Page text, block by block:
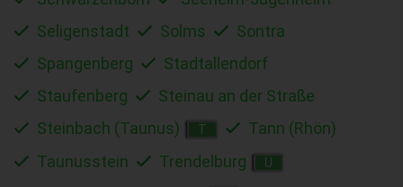
Seligenstadt
Solms
Sontra
Spangenberg
Stadtallendorf
Staufenberg
Steinau an der Straße
Steinbach (Taunus)
T
Tann (Rhön)
Taunusstein
Trendelburg U